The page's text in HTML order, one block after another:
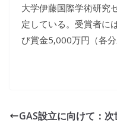
大学伊藤国際学術研究
定している。受賞者に
び賞金5,000万円（各分
GAS設立に向けて：次